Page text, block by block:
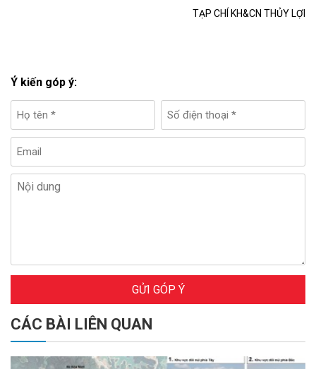
TẠP CHÍ KH&CN THỦY LỢI
Ý kiến góp ý:
GỬI GÓP Ý
CÁC BÀI LIÊN QUAN